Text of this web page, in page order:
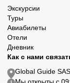
Экскурсии
Туры
Авиабилеты
Отели
Дневник
Как с нами
Global Guide